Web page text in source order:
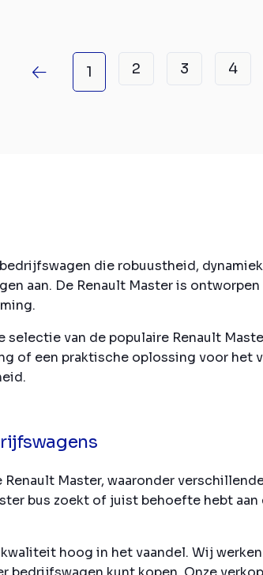
1 2 3 4
die robuustheid,
aan. De Renault Master is
van de populaire Renault
of een praktische oplossing voor het
Master, waaronder
bus zoekt of juist behoefte hebt
hoog in het vaandel. Wij